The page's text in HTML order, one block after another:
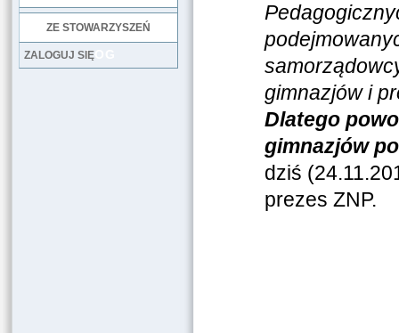
ZE STOWARZYSZEŃ
LOG
ZALOGUJ SIĘ
gimnazjów i
Dlatego
gimnazjów
dziś
prezes ZNP.